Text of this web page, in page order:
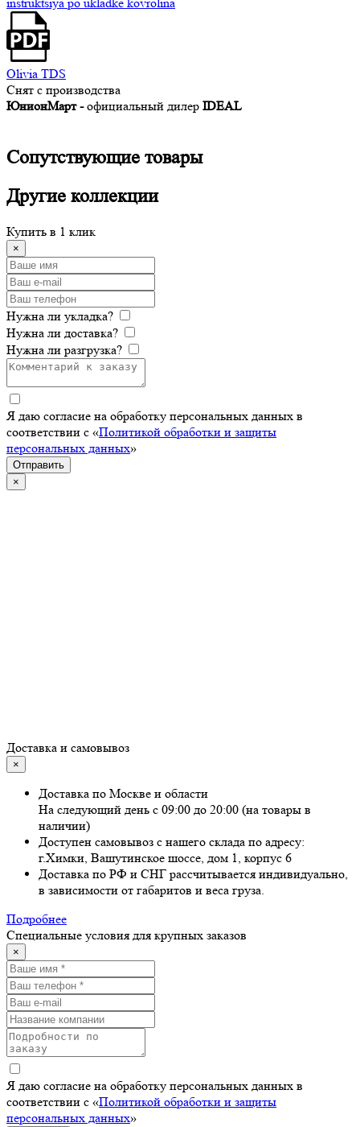
instruktsiya po ukladke kovrolina
Olivia TDS
Снят с производства
ЮнионМарт -официальный дилер IDEAL
Сопутствующие товары
Другие коллекции
Купить в 1 клик
×
Нужна ли укладка?
Нужна ли доставка?
Нужна ли разгрузка?
Я даю согласие на обработку персональных данных в
соответствии с «Политикой обработки и защиты
персональных данных»
Отправить
×
Доставка и самовывоз
×
Доставка по Москве и области
На следующий день с 09:00 до 20:00 (на товары в
наличии)
Доступен самовывоз с нашего склада по адресу:
г.Химки, Вашутинское шоссе, дом 1, корпус 6
Доставка по РФ и СНГ рассчитывается индивидуально,
в зависимости от габаритов и веса груза.
Подробнее
Специальные условия для крупных заказов
×
Я даю согласие на обработку персональных данных в
соответствии с «Политикой обработки и защиты
персональных данных»